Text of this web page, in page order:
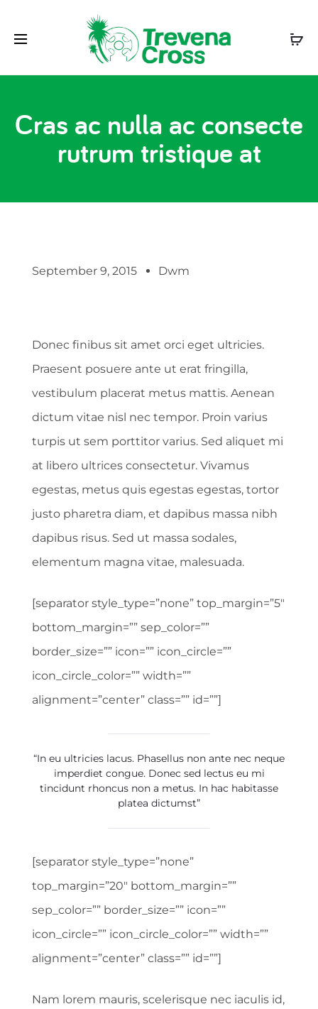
Cras ac nulla ac consecte
rutrum tristique at
September 9, 2015 Dwm
Donec finibus sit amet orci eget ultricies.
Praesent posuere ante ut erat fringilla,
vestibulum placerat metus mattis. Aenean
dictum vitae nisl nec tempor. Proin varius
turpis ut sem porttitor varius. Sed aliquet mi
at libero ultrices consectetur. Vivamus
egestas, metus quis egestas egestas, tortor
justo pharetra diam, et dapibus massa nibh
dapibus risus. Sed ut massa sodales,
elementum magna vitae, malesuada.
[separator style_type=”none” top_margin=”5″
bottom_margin=”” sep_color=””
border_size=”” icon=”” icon_circle=””
icon_circle_color=”” width=””
alignment=”center” class=”” id=””]
“In eu ultricies lacus. Phasellus non ante nec neque
imperdiet congue. Donec sed lectus eu mi
tincidunt rhoncus non a metus. In hac habitasse
platea dictumst”
[separator style_type=”none”
top_margin=”20″ bottom_margin=””
sep_color=”” border_size=”” icon=””
icon_circle=”” icon_circle_color=”” width=””
alignment=”center” class=”” id=””]
Nam lorem mauris, scelerisque nec iaculis id,